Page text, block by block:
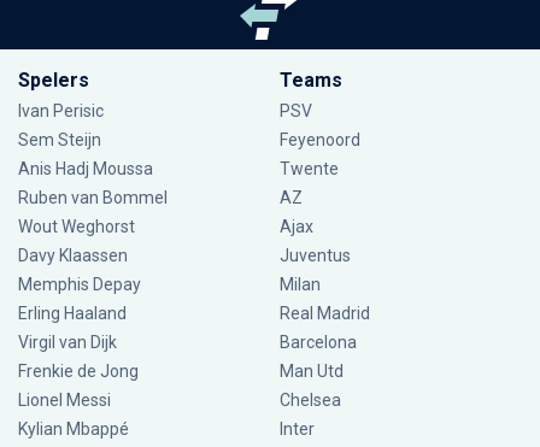
Spelers
Ivan Perisic
Sem Steijn
Anis Hadj Moussa
Ruben van Bommel
Wout Weghorst
Davy Klaassen
Memphis Depay
Erling Haaland
Virgil van Dijk
Frenkie de Jong
Lionel Messi
Kylian Mbappé
Teams
PSV
Feyenoord
Twente
AZ
Ajax
Juventus
Milan
Real Madrid
Barcelona
Man Utd
Chelsea
Inter